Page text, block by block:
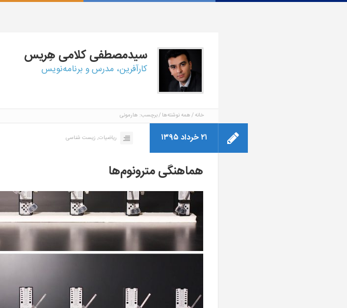
سیدمصطفیکلامی هِریس
کارآفرین، مدرس و برنامه‌نویس
خانه همه نوشته‌ها برچسب: هارمونی
۲۱ خرداد ۱۳۹۵ ریاضیات, زیست شناسی
هماهنگی مترونوم‌ها